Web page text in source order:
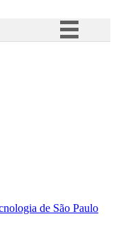
à informação
de São Paulo